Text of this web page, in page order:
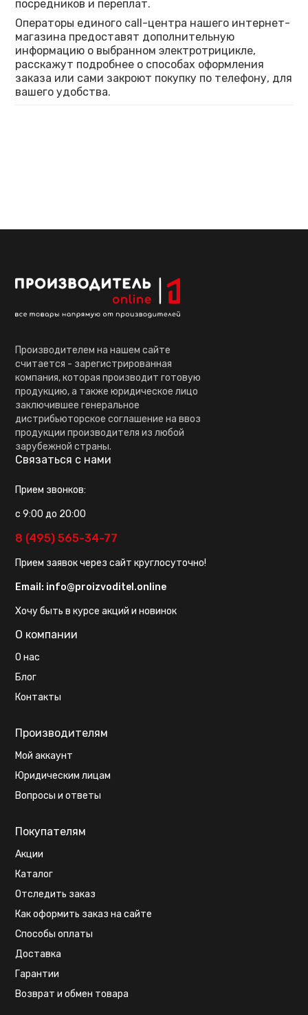
посредников и переплат.
Операторы единого call-центра нашего интернет-
магазина предоставят дополнительную
информацию о выбранном электротрицикле,
расскажут подробнее о способах оформления
заказа или сами закроют покупку по телефону, для
вашего удобства.
Производителем на нашем сайте
считается - зарегистрированная
компания, которая производит готовую
продукцию, а также юридическое лицо
заключившее генеральное
дистрибьюторское соглашение на ввоз
продукции производителя из любой
зарубежной страны.
Связаться с нами
Прием звонков:
с 9:00 до 20:00
8 (495) 565-34-77
Прием заявок через сайт круглосуточно!
Email: info@proizvoditel.online
Хочу быть в курсе акций и новинок
О компании
О нас
Блог
Контакты
Производителям
Мой аккаунт
Юридическим лицам
Вопросы и ответы
Покупателям
Акции
Каталог
Отследить заказ
Как оформить заказ на сайте
Способы оплаты
Доставка
Гарантии
Возврат и обмен товара